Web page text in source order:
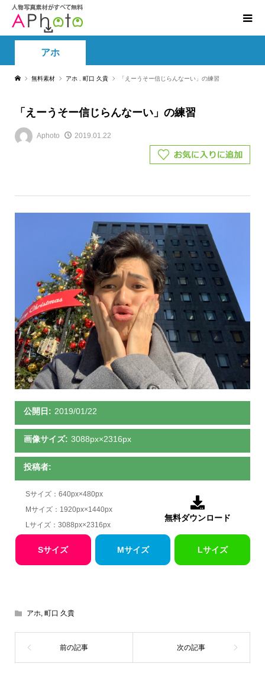
アホ
無料素材 アホ 町口 久貴 「えーうそー信じらんなーい」の練習
「えーうそー信じらんなーい」の練習
Aphoto 2019.01.22
公開日: 2019/01/22
画像サイズ: 3088px×2316px
投稿者:
Sサイズ：640px×480px
Mサイズ：1920px×1440px
Lサイズ：3088px×2316px

無料ダウンロード
Sサイズ Mサイズ Lサイズ
アホ, 町口 久貴